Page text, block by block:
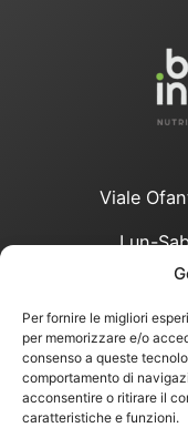
Per fornire le migliori
per memorizzare e/o
consenso a queste
comportamento di
acconsentire o ritirare il
caratteristiche e funzioni.
Viale
Lun-
©